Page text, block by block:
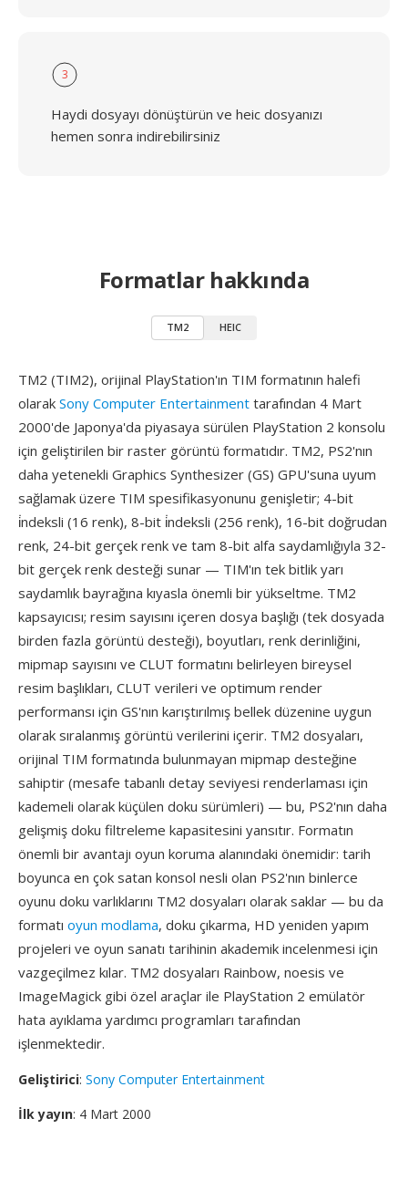
3
Haydi dosyayı dönüştürün ve heic dosyanızı
hemen sonra indirebilirsiniz
Formatlar hakkında
TM2 HEIC
TM2 (TIM2), orijinal PlayStation'ın TIM formatının halefi
olarak Sony Computer Entertainment tarafından 4 Mart
2000'de Japonya'da piyasaya sürülen PlayStation 2 konsolu
için geliştirilen bir raster görüntü formatıdır. TM2, PS2'nın
daha yetenekli Graphics Synthesizer (GS) GPU'suna uyum
sağlamak üzere TIM spesifikasyonunu genişletir; 4-bit
i̇ndeksli (16 renk), 8-bit i̇ndeksli (256 renk), 16-bit doğrudan
renk, 24-bit gerçek renk ve tam 8-bit alfa saydamlığıyla 32-
bit gerçek renk desteği sunar — TIM'ın tek bitlik yarı
saydamlık bayrağına kıyasla önemli bir yükseltme. TM2
kapsayıcısı; resim sayısını içeren dosya başlığı (tek dosyada
birden fazla görüntü desteği), boyutları, renk derinliğini,
mipmap sayısını ve CLUT formatını belirleyen bireysel
resim başlıkları, CLUT verileri ve optimum render
performansı için GS'nın karıştırılmış bellek düzenine uygun
olarak sıralanmış görüntü verilerini içerir. TM2 dosyaları,
orijinal TIM formatında bulunmayan mipmap desteğine
sahiptir (mesafe tabanlı detay seviyesi renderlaması için
kademeli olarak küçülen doku sürümleri) — bu, PS2'nın daha
gelişmiş doku filtreleme kapasitesini yansıtır. Formatın
önemli bir avantajı oyun koruma alanındaki önemidir: tarih
boyunca en çok satan konsol nesli olan PS2'nın binlerce
oyunu doku varlıklarını TM2 dosyaları olarak saklar — bu da
formatı oyun modlama, doku çıkarma, HD yeniden yapım
projeleri ve oyun sanatı tarihinin akademik incelenmesi için
vazgeçilmez kılar. TM2 dosyaları Rainbow, noesis ve
ImageMagick gibi özel araçlar ile PlayStation 2 emülatör
hata ayıklama yardımcı programları tarafından
işlenmektedir.
Geliştirici: Sony Computer Entertainment
İlk yayın: 4 Mart 2000